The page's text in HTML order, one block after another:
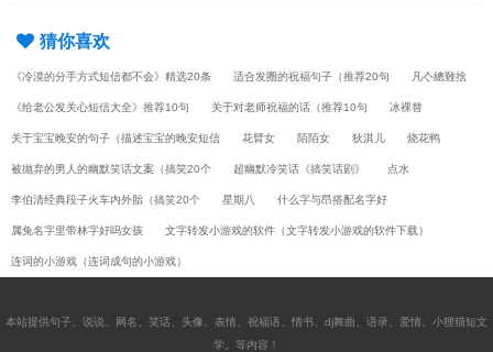
猜你喜欢
《冷漠的分手方式短信都不会》精选20条 适合发圈的祝福句子（推荐20句 凡亽總難捨
《给老公发关心短信大全》推荐10句 关于对老师祝福的话（推荐10句 冰裸替
关于宝宝晚安的句子（描述宝宝的晚安短信 花臂女 陌陌女 狄淇儿 烧花鸭
被抛弃的男人的幽默笑话文案（搞笑20个 超幽默冷笑话《搞笑话剧》 点水
李伯清经典段子火车内外胎（搞笑20个 星期八 什么字与昂搭配名字好
属兔名字里带林字好吗女孩 文字转发小游戏的软件（文字转发小游戏的软件下载）
连词的小游戏（连词成句的小游戏）
本站提供句子 说说 网名 笑话 头像 表情 祝福语 情书 dj舞曲 语录 爱情
小狸猫短文
学 。等内容！